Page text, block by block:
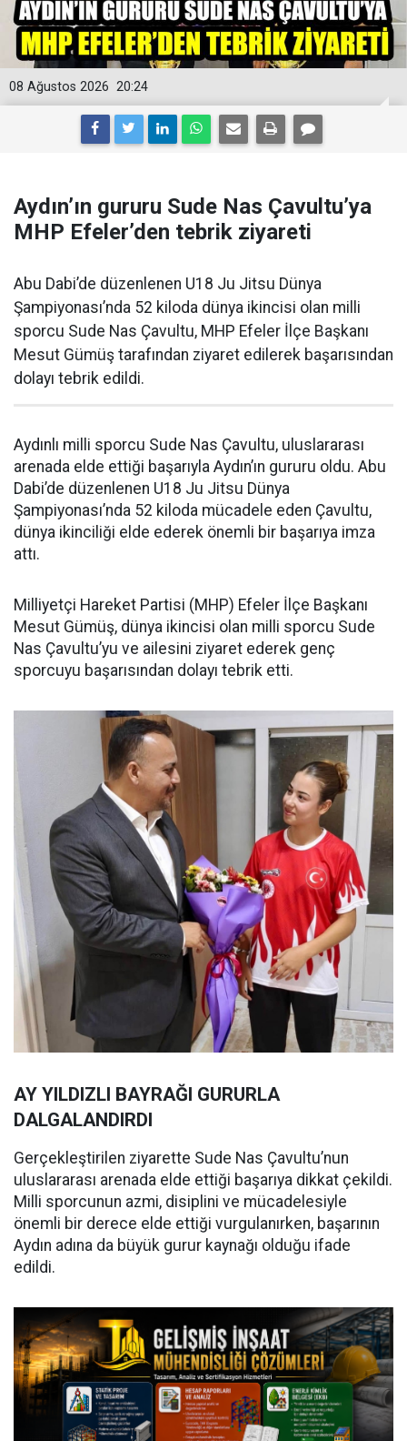
20:24
08 Ağustos 2026
Aydın’ın gururu Sude Nas Çavultu’ya
MHP Efeler’den tebrik ziyareti
Abu Dabi’de düzenlenen U18 Ju Jitsu Dünya
Şampiyonası’nda 52 kiloda dünya ikincisi olan milli
sporcu Sude Nas Çavultu, MHP Efeler İlçe Başkanı
Mesut Gümüş tarafından ziyaret edilerek başarısından
dolayı tebrik edildi.
Aydınlı milli sporcu Sude Nas Çavultu, uluslararası
arenada elde ettiği başarıyla Aydın’ın gururu oldu. Abu
Dabi’de düzenlenen U18 Ju Jitsu Dünya
Şampiyonası’nda 52 kiloda mücadele eden Çavultu,
dünya ikinciliği elde ederek önemli bir başarıya imza
attı.
Milliyetçi Hareket Partisi (MHP) Efeler İlçe Başkanı
Mesut Gümüş, dünya ikincisi olan milli sporcu Sude
Nas Çavultu’yu ve ailesini ziyaret ederek genç
sporcuyu başarısından dolayı tebrik etti.
AY YILDIZLI BAYRAĞI GURURLA
DALGALANDIRDI
Gerçekleştirilen ziyarette Sude Nas Çavultu’nun
uluslararası arenada elde ettiği başarıya dikkat çekildi.
Milli sporcunun azmi, disiplini ve mücadelesiyle
önemli bir derece elde ettiği vurgulanırken, başarının
Aydın adına da büyük gurur kaynağı olduğu ifade
edildi.